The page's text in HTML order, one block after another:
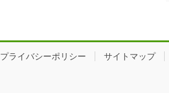
プライバシーポリシー サイトマップ